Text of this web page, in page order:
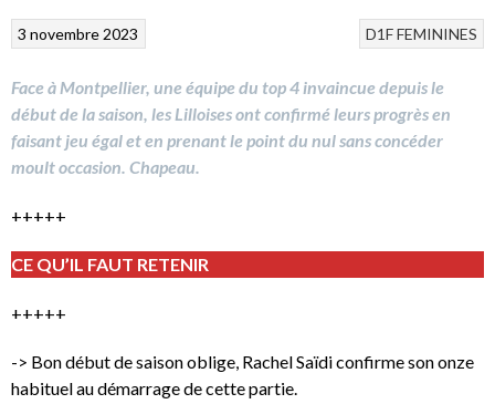
D1FFEMININES
3 novembre 2023
Face à Montpellier, une équipe du top 4 invaincue depuis le
début de la saison, les Lilloises ont confirmé leurs progrès en
faisant jeu égal et en prenant le point du nul sans concéder
moult occasion. Chapeau.
+++++
CE QU’IL FAUT RETENIR
+++++
-> Bon début de saison oblige, Rachel Saïdi confirme son onze
habituel au démarrage de cette partie.